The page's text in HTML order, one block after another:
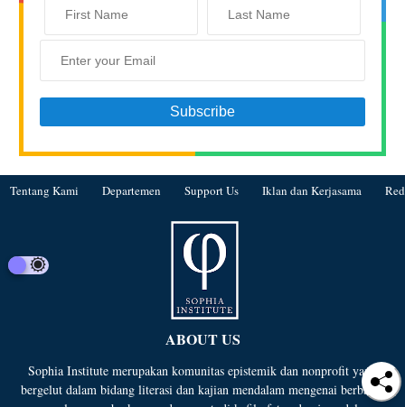
Tentang Kami Departemen Support Us Iklan dan Kerjasama
ABOUT US
Sophia Institute merupakan komunitas epistemik dan nonprofit yang
bergelut dalam bidang literasi dan kajian mendalam mengenai berbagai